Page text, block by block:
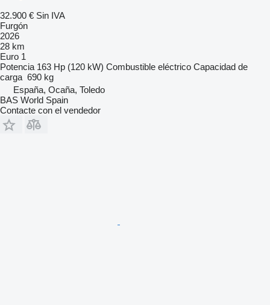
32.900 € Sin IVA
Furgón
2026
28 km
Euro 1
Potencia 163 Hp (120 kW) Combustible eléctrico Capacidad de
carga 690 kg
España, Ocaña, Toledo
BAS World Spain
Contacte con el vendedor